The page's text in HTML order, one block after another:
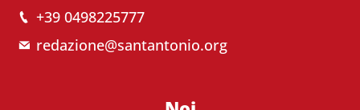
+39 0498225777
redazione@santantonio.org